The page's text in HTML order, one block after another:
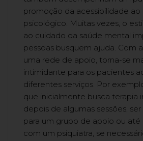
promoção da acessibilidade
psicológico. Muitas vezes, o
ao cuidado da saúde mental
pessoas busquem ajuda. Com
uma rede de apoio, torna-se
intimidante para os pacientes
diferentes serviços. Por
que inicialmente busca terapia
depois de algumas sessões,
para um grupo de apoio ou até
com um psiquiatra, se